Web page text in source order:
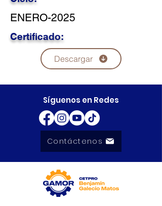
ENERO-2025
Certificado:
Descargar
Síguenos en Redes
Contáctenos